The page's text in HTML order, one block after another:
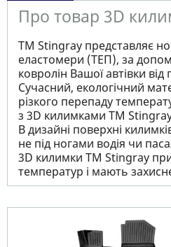
Про товар 3D
ТМ Stingray представляє
еластомери (ТЕП), за
ковролін Вашої автівки
Сучасний, екологічний
різкого перепаду
з 3D килимками TM
В дизайні поверхні
не під ногами водія чи
3D килимки TM Stingray
температур і мають